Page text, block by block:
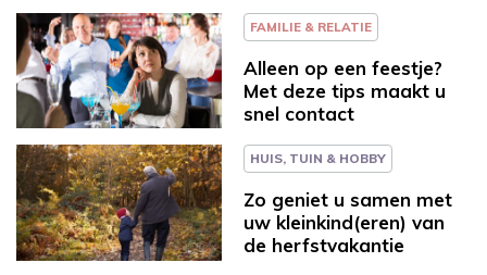
FAMILIE & RELATIE
Alleen op een feestje?
Met deze tips maakt u
snel contact
HUIS, TUIN & HOBBY
Zo geniet u samen met
uw kleinkind(eren) van
de herfstvakantie